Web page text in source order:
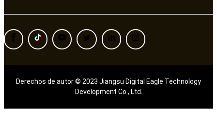
Derechos de autor © 2023 Jiangsu Digital Eagle Technology
Development Co., Ltd.